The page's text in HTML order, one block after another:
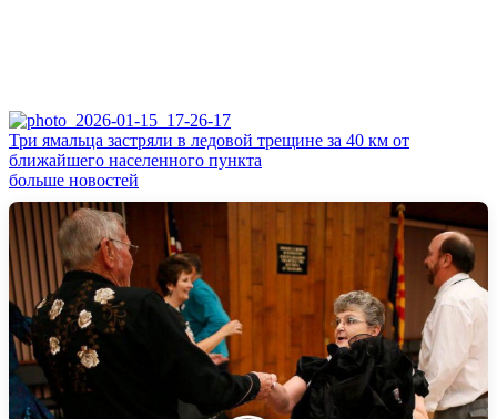
Три ямальца застряли в ледовой трещине за 40 км от
ближайшего населенного пункта
больше новостей